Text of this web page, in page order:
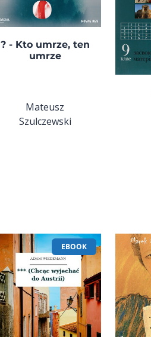
? - Kto umrze, ten
umrze
Mateusz
Szulczewski
EBOOK